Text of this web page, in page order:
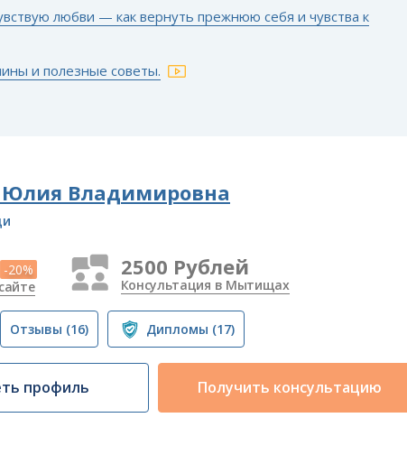
любви — как вернуть прежнюю себя и чувства к
и полезные советы.
Владимировна
-20%
2500 Рублей
Консультация в Мытищах
Отзывы (16) Дипломы (17)
профиль Получить консультацию